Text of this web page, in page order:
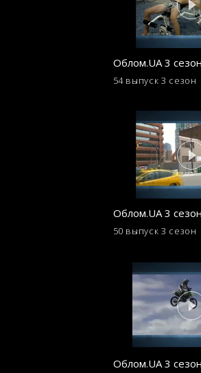
Облом.UA 3
54 выпуск 3 сезон
Облом.UA 3
50 выпуск 3 сезон
Облом.UA 3